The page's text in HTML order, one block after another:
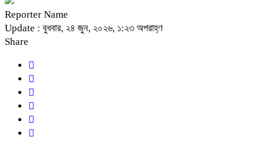
Reporter Name
Update : বুধবার, ২৪ জুন, ২০২৬, ১:২৩ অপরাহ্ণ
Share